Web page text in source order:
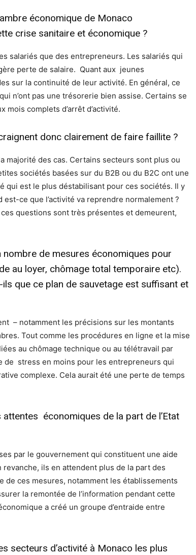
économique de Monaco
crise sanitaire et économique ?
salariés que des entrepreneurs. Les salariés qui
perte de salaire. Quant aux jeunes
sur la continuité de leur activité. En général, ce
n’ont pas une trésorerie bien assise. Certains se
complets d’arrêt d’activité.
donc clairement de faire faillite ?
majorité des cas. Certains secteurs sont plus ou
sociétés basées sur du B2B ou du B2C ont une
qui est le plus déstabilisant pour ces sociétés. Il y
ce que l’activité va reprendre normalement ?
questions sont très présentes et demeurent,
de mesures économiques pour
au loyer, chômage total temporaire etc).
que ce plan de sauvetage est suffisant et
– notamment les précisions sur les montants
Tout comme les procédures en ligne et la mise
au chômage technique ou au télétravail par
de stress en moins pour les entrepreneurs qui
complexe. Cela aurait été une perte de temps
économiques de la part de l’Etat
par le gouvernement qui constituent une aide
ils en attendent plus de la part des
de ces mesures, notamment les établissements
la remontée de l’information pendant cette
a créé un groupe d’entraide entre
secteurs d’activité à Monaco les plus